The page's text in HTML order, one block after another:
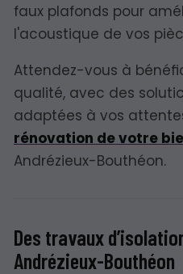
faux plafonds pour
l'acoustique de vos
Attendez-vous à
qualité, avec des
adaptées à vos
rénovation de votre
Andrézieux-Bouthéon.
Des travaux
Andrézieux-Bouthéon